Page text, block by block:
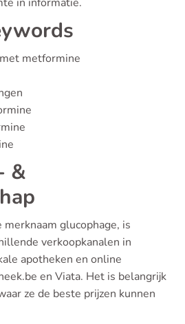
metformine
&
glucophage, is
verkoopkanalen in
apotheken en online
en Viata. Het is belangrijk
ze de beste prijzen kunnen